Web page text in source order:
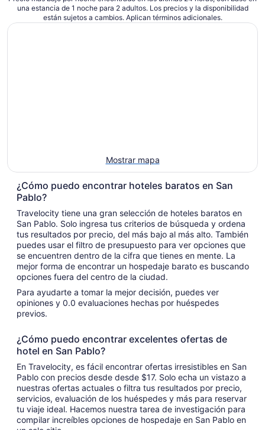
una estancia de 1 noche para 2 adultos. Los precios y la disponibilidad
están sujetos a cambios. Aplican términos adicionales.
Mostrar mapa
¿Cómo puedo encontrar hoteles baratos en San
Pablo?
Travelocity tiene una gran selección de hoteles baratos en
San Pablo. Solo ingresa tus criterios de búsqueda y ordena
tus resultados por precio, del más bajo al más alto. También
puedes usar el filtro de presupuesto para ver opciones que
se encuentren dentro de la cifra que tienes en mente. La
mejor forma de encontrar un hospedaje barato es buscando
opciones fuera del centro de la ciudad.
Para ayudarte a tomar la mejor decisión, puedes ver
opiniones y 0.0 evaluaciones hechas por huéspedes
previos.
¿Cómo puedo encontrar excelentes ofertas de
hotel en San Pablo?
En Travelocity, es fácil encontrar ofertas irresistibles en San
Pablo con precios desde desde $17. Solo echa un vistazo a
nuestras ofertas actuales o filtra tus resultados por precio,
servicios, evaluación de los huéspedes y más para reservar
tu viaje ideal. Hacemos nuestra tarea de investigación para
compilar increíbles opciones de hospedaje en San Pablo en